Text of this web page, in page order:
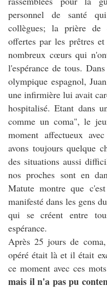
personnel de santé
collègues; la prière de
offertes par les prêtres
nombreux cœurs qui
l'espérance de tous.
olympique espagnol,
une infirmière lui avait
hospitalisé. Etant dans
comme un coma", le
moment affectueux
avons toujours quelque
des situations aussi
nos proches sont en
Matute montre que
manifesté dans les gens
qui se créent entre
espérance.
Après 25 jours de
opéré était là et il était
ce moment avec ces
mais il n'a pas pu